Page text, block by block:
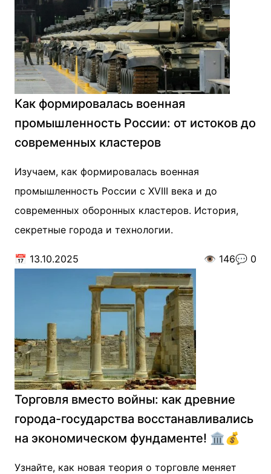
Как формировалась военная
промышленность России: от истоков до
современных кластеров
Изучаем, как формировалась военная
промышленность России с XVIII века и до
современных оборонных кластеров. История,
секретные города и технологии.
📅 13.10.2025 👁️ 146💬 0
Торговля вместо войны: как древние
города-государства восстанавливались
на экономическом фундаменте! 🏛️💰
Узнайте, как новая теория о торговле меняет